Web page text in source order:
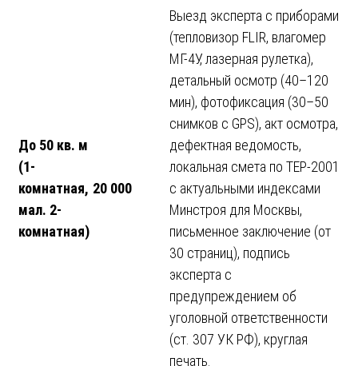
До 50 кв. м
(1-
комнатная,
мал. 2-
комнатная)
20 000
Выезд эксперта с приборами
(тепловизор FLIR, влагомер
МГ-4У, лазерная рулетка),
детальный осмотр (40–120
мин), фотофиксация (30–50
снимков с GPS), акт осмотра,
дефектная ведомость,
локальная смета по ТЕР-2001
с актуальными индексами
Минстроя для Москвы,
письменное заключение (от
30 страниц), подпись
эксперта с
предупреждением об
уголовной ответственности
(ст. 307 УК РФ), круглая
печать.